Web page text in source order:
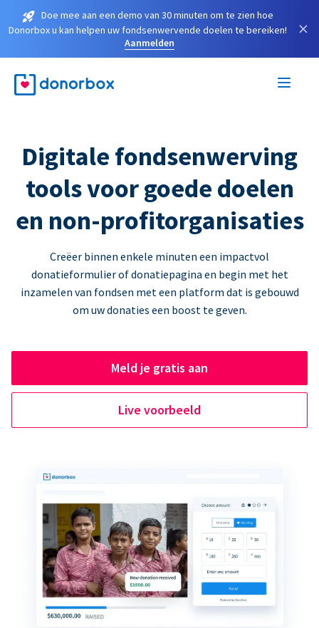
Doe mee aan een demo van 30 minuten om te zien hoe
Donorbox u kan helpen uw fondsenwervende doelen te bereiken!
Aanmelden
×
Digitale fondsenwerving
tools voor goede doelen
en non-profitorganisaties
Creëer binnen enkele minuten een impactvol
donatieformulier of donatiepagina en begin met het
inzamelen van fondsen met een platform dat is gebouwd
om uw donaties een boost te geven.
Meld je gratis aan
Live voorbeeld